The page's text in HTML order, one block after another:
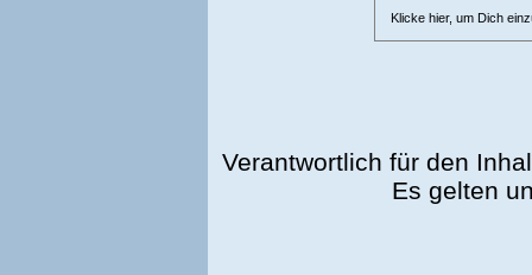
Klicke hier, um Dich
Verantwortlich für den
Es gelten